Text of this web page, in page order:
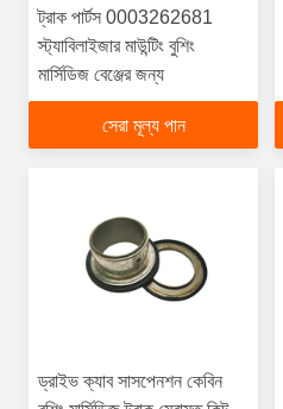
ট্রাক পার্টস 0003262681
স্ট্যাবিলাইজার মাউন্টিং বুশিং
মার্সিডিজ বেঞ্জের জন্য
সেরা মূল্য পান
ড্রাইভ ক্যাব সাসপেনশন কেবিন